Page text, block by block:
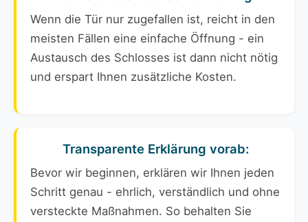
Wenn die Tür nur zugefallen ist, reicht in den
meisten Fällen eine einfache Öffnung - ein
Austausch des Schlosses ist dann nicht nötig
und erspart Ihnen zusätzliche Kosten.
Transparente Erklärung vorab:
Bevor wir beginnen, erklären wir Ihnen jeden
Schritt genau - ehrlich, verständlich und ohne
versteckte Maßnahmen. So behalten Sie